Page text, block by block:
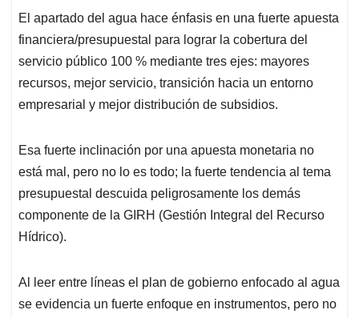
El apartado del agua hace énfasis en una fuerte apuesta
financiera/presupuestal para lograr la cobertura del
servicio público 100 % mediante tres ejes: mayores
recursos, mejor servicio, transición hacia un entorno
empresarial y mejor distribución de subsidios.
Esa fuerte inclinación por una apuesta monetaria no
está mal, pero no lo es todo; la fuerte tendencia al tema
presupuestal descuida peligrosamente los demás
componente de la GIRH (Gestión Integral del Recurso
Hídrico).
Al leer entre líneas el plan de gobierno enfocado al agua
se evidencia un fuerte enfoque en instrumentos, pero no